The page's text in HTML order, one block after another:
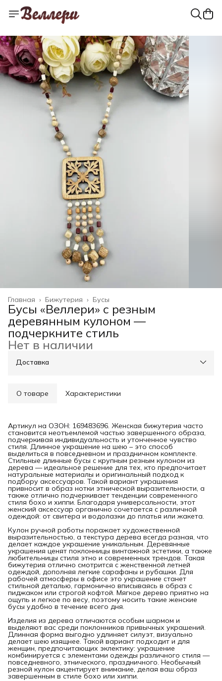
Бусы
Бижутерия ›
Главная ›
Бусы «Веллери» с резным
деревянным кулоном —
подчеркните стиль
Нет в наличии
Доставка
О товаре Характеристики
Артикул на ОЗОН: 169483696. Женская бижутерия часто
становится неотъемлемой частью завершенного образа,
подчеркивая индивидуальность и утонченное чувство
стиля. Длинное украшение на шею – это способ
выделиться в повседневном и праздничном комплекте.
Стильные длинные бусы с крупным резным кулоном из
дерева — идеальное решение для тех, кто предпочитает
натуральные материалы и оригинальный подход к
подбору аксессуаров. Такой вариант украшения
привносит в образ нотки этнической выразительности, а
также отлично подчеркивает тенденции современного
стиля бохо и хиппи. Благодаря универсальности, этот
женский аксессуар органично сочетается с различной
одеждой: от свитера и водолазки до платья или жакета.
Кулон ручной работы поражает художественной
выразительностью, а текстура дерева всегда разная, что
делает каждое украшение уникальным. Деревянные
украшения ценят поклонницы винтажной эстетики, а также
любительницы стиля этно и современных трендов. Такая
бижутерия отлично смотрится с женственной летней
одеждой, дополняя легкие сарафаны и рубашки. Для
рабочей атмосферы в офисе это украшение станет
стильной деталью, гармонично вписываясь в образ с
пиджаком или строгой кофтой. Мягкое дерево приятно на
ощупь и легкое по весу, поэтому носить такие женские
бусы удобно в течение всего дня.
Изделия из дерева отличаются особым шармом и
выделяют вас среди поклонников привычных украшений.
Длинная форма выгодно удлиняет силуэт, визуально
делает шею изящнее. Такой вариант подходит и для
женщин, предпочитающих эклектику: украшение
комбинируется с элементами одежды различного стиля —
повседневного, этнического, праздничного. Необычный
резной кулон акцентирует внимание, делая ваш образ
завершенным в стиле бохо или хиппи.